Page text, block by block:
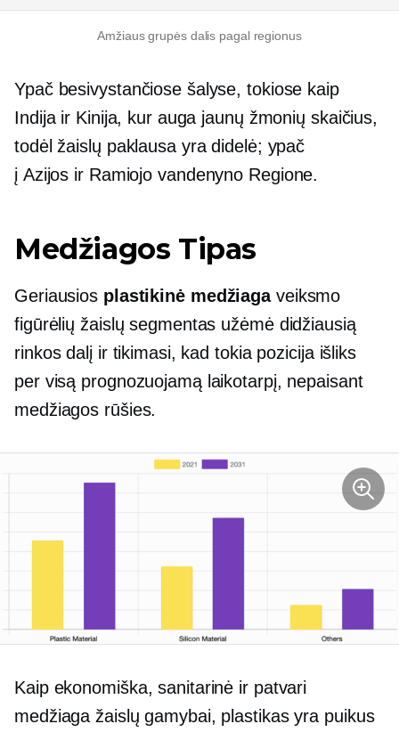
Amžiaus grupės dalis pagal regionus
Ypač besivystančiose šalyse, tokiose kaip
Indija ir Kinija, kur auga jaunų žmonių skaičius,
todėl žaislų paklausa yra didelė; ypač
į Azijos ir Ramiojo vandenyno Regione.
Medžiagos Tipas
Geriausios plastikinė medžiagaveiksmo
figūrėlių žaislų segmentas užėmė didžiausią
rinkos dalį ir tikimasi, kad tokia pozicija išliks
per visą prognozuojamą laikotarpį, nepaisant
medžiagos rūšies.
Kaip ekonomiška, sanitarinė ir patvari
medžiaga žaislų gamybai, plastikas yra puikus